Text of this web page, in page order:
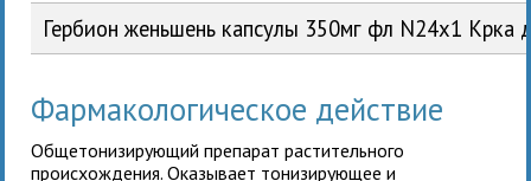
Гербион женьшень капсулы 350мг фл N24x1 Крка
Фармакологическое действие
Общетонизирующий препарат растительного
происхождения. Оказывает тонизирующее и